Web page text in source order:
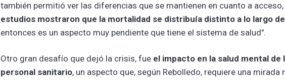
también permitió ver las diferencias que se mantienen en cuanto a acceso,
estudios mostraron que la mortalidad se distribuía distinto a lo largo
entonces es un aspecto muy pendiente que tiene el sistema de salud".
Otro gran desafío que dejó la crisis, fue el impacto en la salud mental de
personal sanitario, un aspecto que, según Rebolledo, requiere una mirada